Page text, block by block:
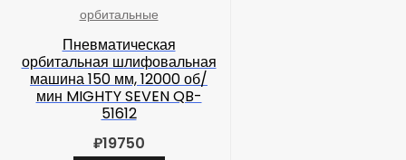
орбитальные
Пневматическая
орбитальная шлифовальная
машина 150 мм, 12000 об/
мин MIGHTY SEVEN QB-
51612
₽19750